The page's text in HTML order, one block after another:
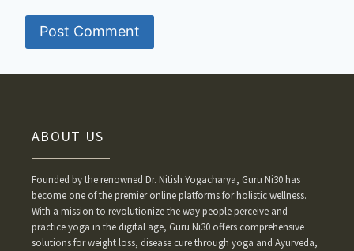
ABOUT US
Founded by the renowned Dr. Nitish Yogacharya, Guru Ni30 has
become one of the premier online platforms for holistic wellness.
With a mission to revolutionize the way people perceive and
practice yoga in the digital age, Guru Ni30 offers comprehensive
solutions for weight loss, disease cure through yoga and Ayurveda,